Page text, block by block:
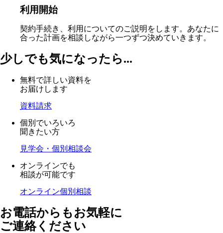
利用開始
契約手続き、利用についてのご説明をします。あなたに
合った計画を相談しながら一つずつ決めていきます。
少しでも気になったら...
無料で詳しい資料を
お届けします
資料請求
個別でいろいろ
聞きたい方
見学会・個別相談会
オンラインでも
相談が可能です
オンライン個別相談
お電話からもお気軽に
ご連絡ください